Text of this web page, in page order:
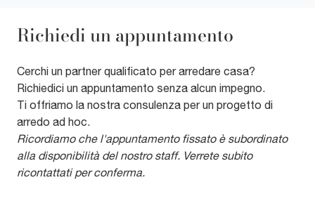
Richiedi un appuntamento
Cerchi un partner qualificato per arredare casa?
Richiedici un appuntamento senza alcun impegno.
Ti offriamo la nostra consulenza per un progetto di
arredo ad hoc.
Ricordiamo che l'appuntamento fissato è subordinato
alla disponibilità del nostro staff. Verrete subito
ricontattati per conferma.